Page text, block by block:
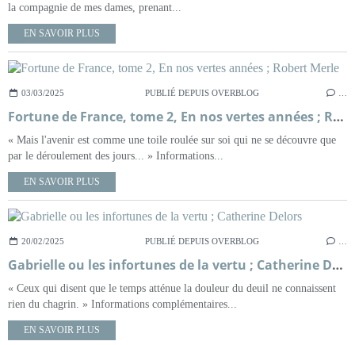
la compagnie de mes dames, prenant...
EN SAVOIR PLUS
03/03/2025 PUBLIÉ DEPUIS OVERBLOG
Fortune de France, tome 2, En nos vertes années ; Robert Merle
« Mais l'avenir est comme une toile roulée sur soi qui ne se découvre que
par le déroulement des jours... » Informations...
EN SAVOIR PLUS
20/02/2025 PUBLIÉ DEPUIS OVERBLOG
Gabrielle ou les infortunes de la vertu ; Catherine Delors
« Ceux qui disent que le temps atténue la douleur du deuil ne connaissent
rien du chagrin. » Informations complémentaires...
EN SAVOIR PLUS